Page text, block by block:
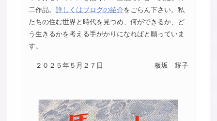
二作品。 詳しくはブログの紹介をごらん下さい。私
たちの住む世界と時代を見つめ、何ができるか、ど
う生きるかを考える手がかりになればと願っていま
す。
２０２５年５月２７日 板坂 耀子